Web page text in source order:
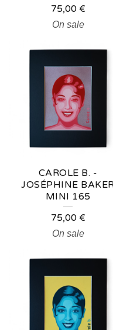
75,00 €
On sale
CAROLE B. -
JOSÉPHINE
MINI 165
75,00 €
On sale